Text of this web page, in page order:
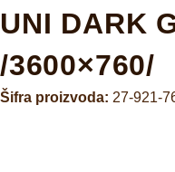
UNI DARK
/3600×760/
Šifra proizvoda: 27-921-